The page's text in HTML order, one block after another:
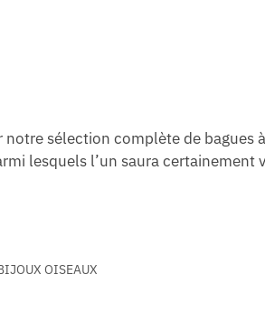
notre sélection complète de bagues
lesquels l’un saura certainement
OISEAUX